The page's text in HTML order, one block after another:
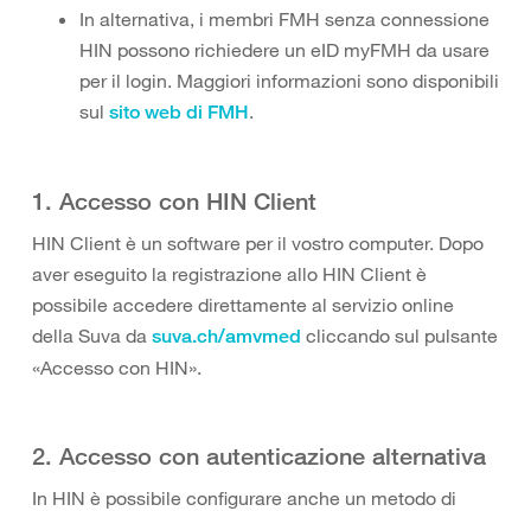
In alternativa, i membri FMH senza connessione
HIN possono richiedere un eID myFMH da usare
per il login. Maggiori informazioni sono disponibili
sul sito web di FMH.
1. Accesso con HIN Client
HIN Client è un software per il vostro computer. Dopo
aver eseguito la registrazione allo HIN Client è
possibile accedere direttamente al servizio online
della Suva da suva.ch/amvmed cliccando sul pulsante
«Accesso con HIN».
2. Accesso con autenticazione alternativa
In HIN è possibile configurare anche un metodo di